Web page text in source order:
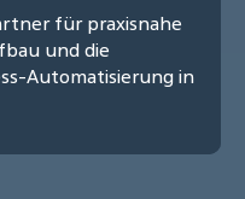
für praxisnahe
und die
Automatisierung in